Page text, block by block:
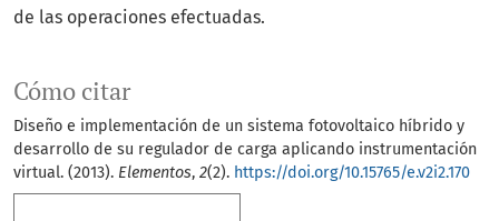
Cómo citar
Diseño e implementación de un sistema fotovoltaico híbrido y
desarrollo de su regulador de carga aplicando instrumentación
virtual. (2013). Elementos, 2(2). https://doi.org/10.15765/e.v2i2.170
de las operaciones efectuadas.